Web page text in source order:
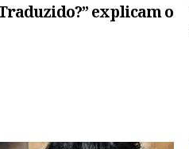
explicam o